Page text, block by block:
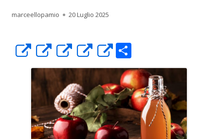
Autore
marceellopamio Pubblicato
20 Luglio 2025
Apre
in
una
nuova
finestra
Apre
in
una
nuova
finestra
Apre
in
una
nuova
finestra
Apre
in
una
nuova
finestra
Apre
in
una
nuova
finestra
o
n
di
vi
di